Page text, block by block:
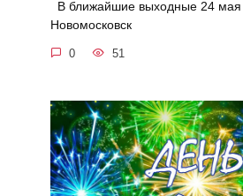
В ближайшие выходные 24 мая
Новомосковск
0 51